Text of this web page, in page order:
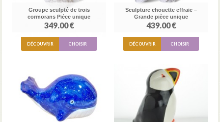
Groupe sculpté de trois
cormorans Pièce unique
349.00 €
DÉCOUVRIR CHOISIR
Sculpture chouette effraie –
Grande pièce unique
439.00 €
DÉCOUVRIR CHOISIR